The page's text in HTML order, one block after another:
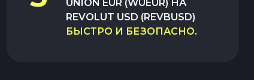
UNION EUR (WUEUR) НА
REVOLUT USD (REVBUSD)
БЫСТРО И БЕЗОПАСНО.